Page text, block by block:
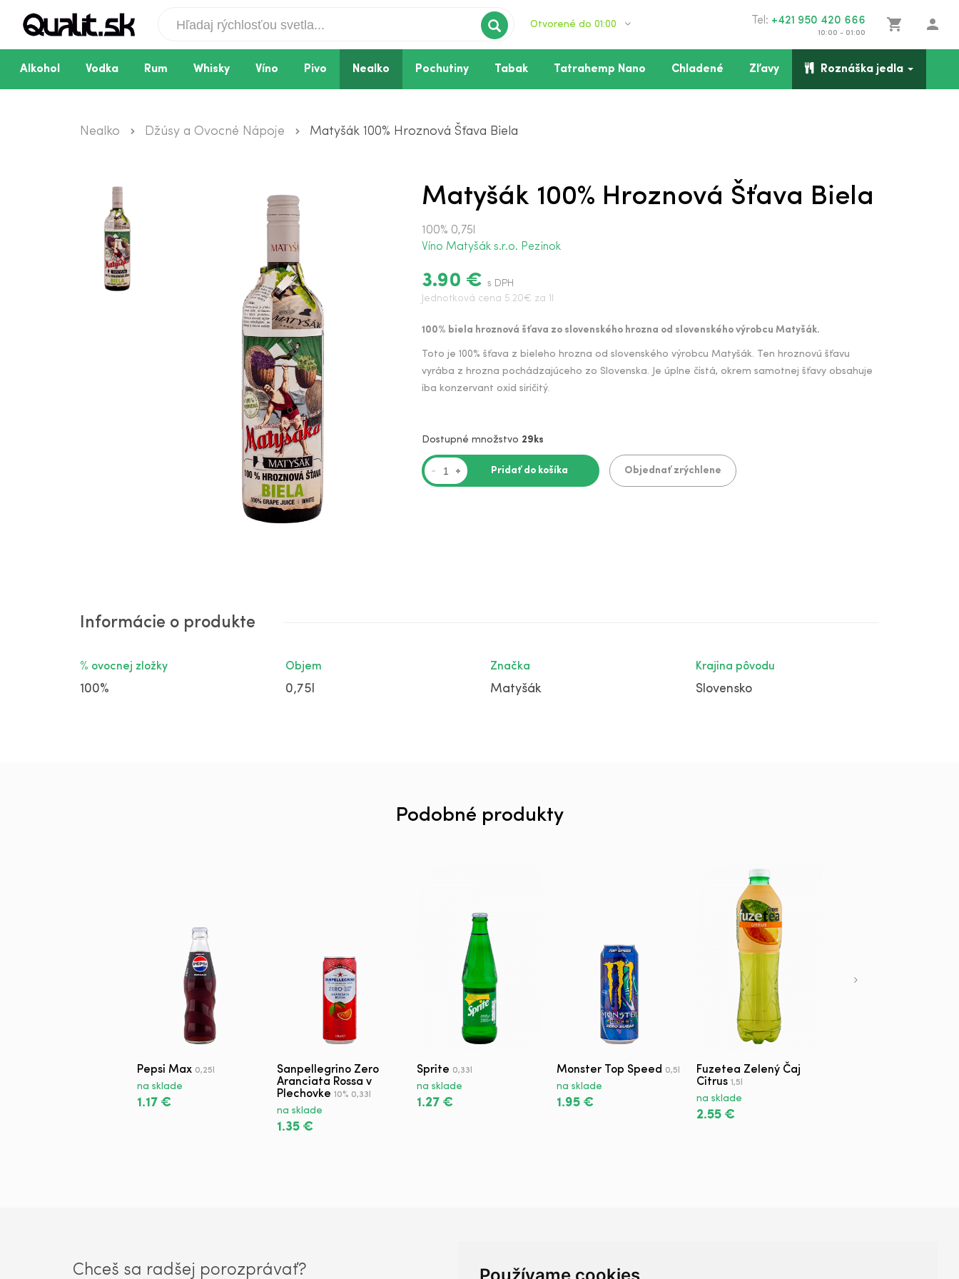
Otvorené do 01:00 Tel: +421 950 420 666
10:00 - 01:00
shopping_cart person
Alkohol Vodka Rum Whisky Víno Pivo Nealko Pochutiny Tabak Tatrahemp Nano Chladené Zľavy Roznáška jedla
Nealko Džúsy a Ovocné Nápoje Matyšák 100% Hroznová Šťava Biela
Matyšák 100% Hroznová Šťava Biela
100% 0,75l
Víno Matyšák s.r.o. Pezinok
3.90 €s DPH
Jednotková cena 5.20€ za 1l
100% biela hroznová šťava zo slovenského hrozna od slovenského výrobcu Matyšák.
Toto je 100% šťava z bieleho hrozna od slovenského výrobcu Matyšák. Ten hroznovú šťavu
vyrába z hrozna pochádzajúceho zo Slovenska. Je úplne čistá, okrem samotnej šťavy obsahuje
iba konzervant oxid siričitý.
Dostupné množstvo 29ks
- + Pridať do košíka Objednať zrýchlene
Informácie o produkte
% ovocnej zložky
100%
Objem
0,75l
Značka
Matyšák
Krajina pôvodu
Slovensko
Podobné produkty
Pepsi Max 0,25l
na sklade
1.17 €
Sanpellegrino Zero
Aranciata Rossa v
Plechovke 10% 0,33l
na sklade
1.35 €
Sprite 0,33l
na sklade
1.27 €
Monster Top Speed 0,5l
na sklade
1.95 €
Fuzetea Zelený Čaj
Citrus 1,5l
na sklade
2.55 €
Chceš sa radšej porozprávať?